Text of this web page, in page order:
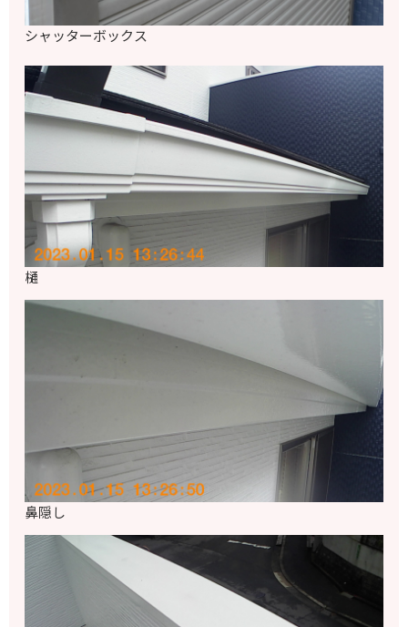
シャッターボックス
樋
鼻隠し